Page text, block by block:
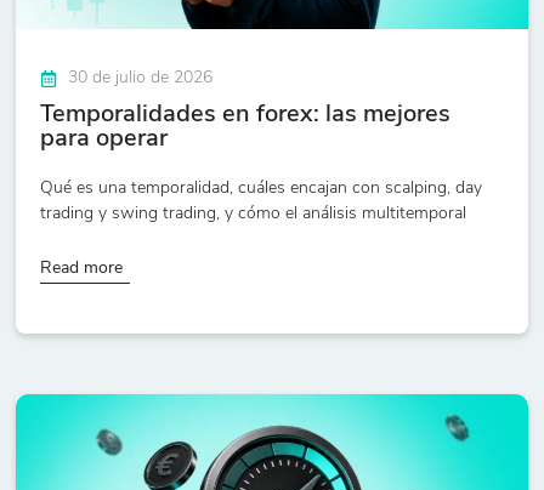
30 de julio de 2026
Temporalidades en forex: las mejores
para operar
Qué es una temporalidad, cuáles encajan con scalping, day
trading y swing trading, y cómo el análisis multitemporal
Read more